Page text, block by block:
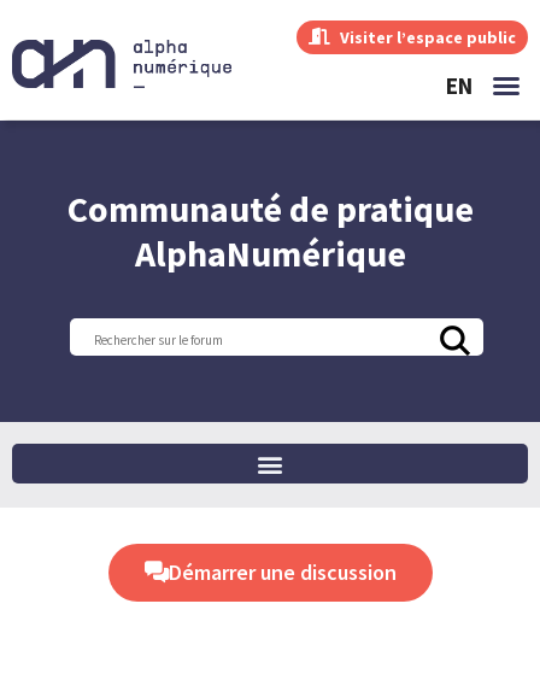
Visiter l’espace public
EN
Communauté de pratique
AlphaNumérique
Démarrer une discussion